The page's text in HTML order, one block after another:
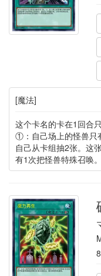
[魔法]
这个卡名的卡在1回合
①：自己场上的怪兽只
自己从卡组抽2张。这
有1次把怪兽特殊召唤。